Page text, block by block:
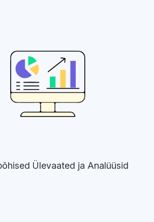
Ülevaated ja Analüüsid